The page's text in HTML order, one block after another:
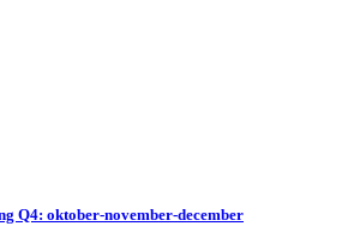
Q4: oktober-november-december